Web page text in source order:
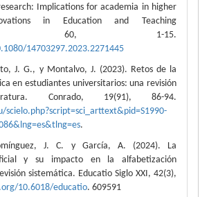
Implications for academia in higher
in Education and Teaching
60, 1-15.
14703297.2023.2271445
J. G., y Montalvo, J. (2023). Retos de la
en estudiantes universitarios: una revisión
Conrado, 19(91), 86-94.
scielo.php?script=sci_arttext&pid=S1990-
.
J. C. y García, A. (2024). La
y su impacto en la alfabetización
sistemática. Educatio Siglo XXI, 42(3),
10.6018/educatio. 609591